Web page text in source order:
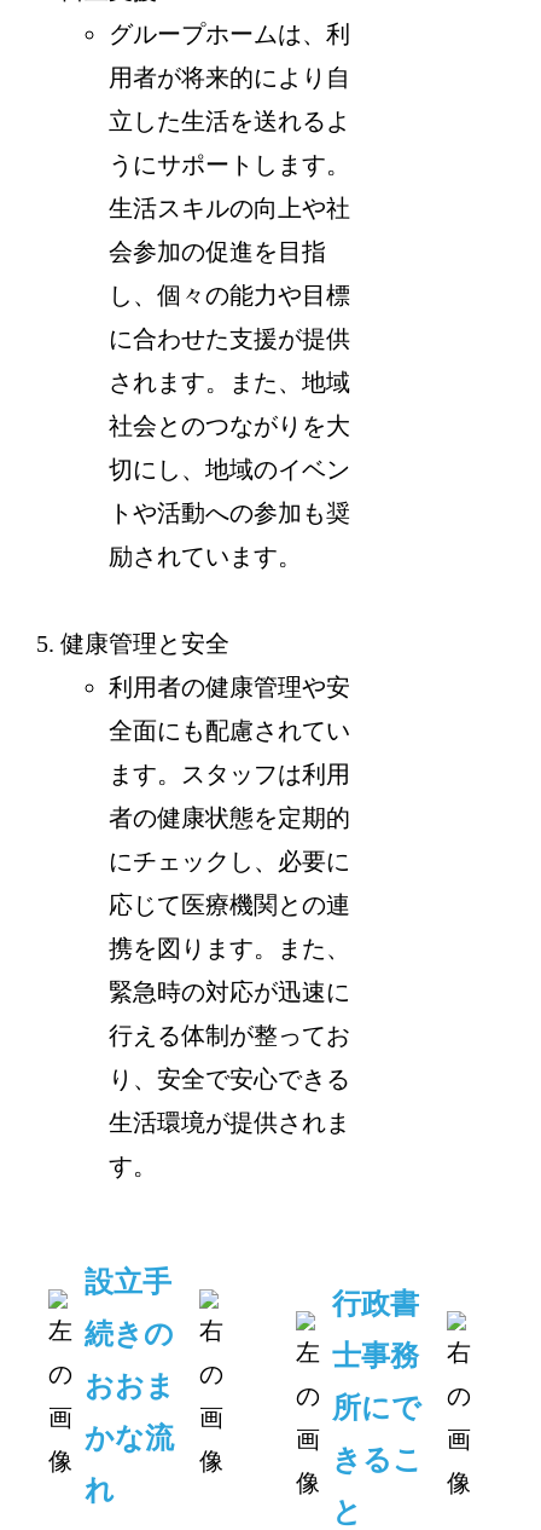
グループホームは、利
用者が将来的により自
立した生活を送れるよ
うにサポートします。
生活スキルの向上や社
会参加の促進を目指
し、個々の能力や目標
に合わせた支援が提供
されます。また、地域
社会とのつながりを大
切にし、地域のイベン
トや活動への参加も奨
励されています。
健康管理と安全
利用者の健康管理や安
全面にも配慮されてい
ます。スタッフは利用
者の健康状態を定期的
にチェックし、必要に
応じて医療機関との連
携を図ります。また、
緊急時の対応が迅速に
行える体制が整ってお
り、安全で安心できる
生活環境が提供されま
す。
設立手
続きの
おおま
かな流
れ
行政書
士事務
所にで
きるこ
と